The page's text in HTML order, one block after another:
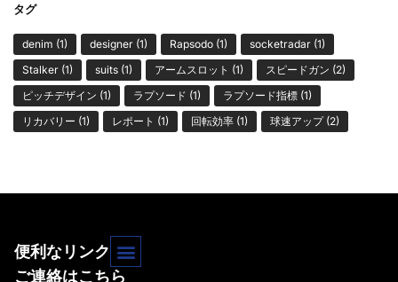
タグ
denim (1) designer (1) Rapsodo (1) socketradar (1)
Stalker (1) suits (1) アームスロット (1) スピードガン (2)
ピッチデザイン (1) ラプソード (1) ラプソード指標 (1)
リカバリー (1) レポート (1) 回転効率 (1) 球速アップ(2)
便利なリンク
ご連絡はこちら